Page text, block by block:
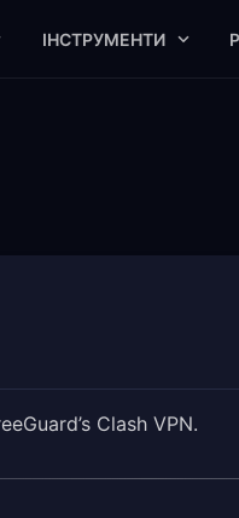
ІНСТРУМЕНТИ
Clash VPN.